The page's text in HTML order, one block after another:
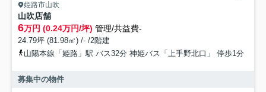
姫路市山吹
山吹店舗
6万円 (0.24万円/坪) 管理/共益費-
24.79坪 (81.98㎡) /- /2階建
山陽本線「姫路」駅 バス32分 神姫バス「上手野北口」 停歩1分
募集中の物件